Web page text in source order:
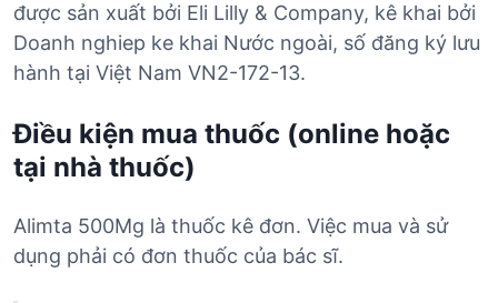
được sản xuất bởi Eli Lilly & Company, kê khai bởi
Doanh nghiep ke khai Nước ngoài, số đăng ký lưu
hành tại Việt Nam VN2-172-13.
Điều kiện mua thuốc (online hoặc
tại nhà thuốc)
Alimta 500Mg là thuốc kê đơn. Việc mua và sử
dụng phải có đơn thuốc của bác sĩ.